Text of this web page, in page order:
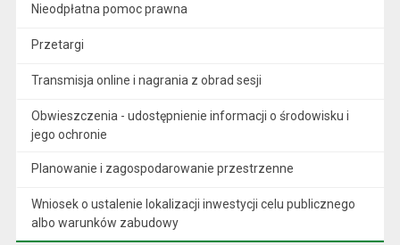
Nieodpłatna pomoc prawna
Przetargi
Transmisja online i nagrania z obrad sesji
Obwieszczenia - udostępnienie informacji o środowisku i
jego ochronie
Planowanie i zagospodarowanie przestrzenne
Wniosek o ustalenie lokalizacji inwestycji celu publicznego
albo warunków zabudowy